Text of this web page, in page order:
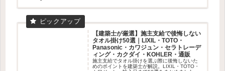
【建築士が厳選】施主支給で後悔しない
タオル掛け50選｜LIXIL・TOTO・
Panasonic・カワジュン・セラトレーデ
ィング・カクダイ・KOHLER・通販
施主支給でタオル掛けを選ぶ際に後悔しないた
めのポイントを建築士が解説。LIXIL・TOTO・